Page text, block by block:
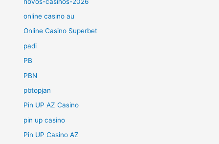
online casino au
Online Casino Superbet
padi
PB
PBN
pbtopjan
Pin UP AZ Casino
pin up casino
Pin UP Casino AZ